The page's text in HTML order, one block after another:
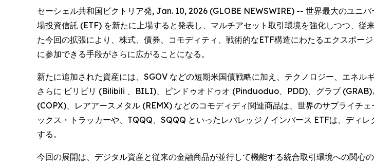
セーシェル共和国ビクトリア発, Jan. 10, 2026 (GLOBE NEWSWIRE) -- 世界最大のユニバ
場投資信託 (ETF) を新たに上場すると発表し、マルチアセット取引環境を強化しつつ、従
た今回の拡張により、株式、債券、コモディティ、戦術的なETF構造にわたるエクスポー
に参加できる手段がさらに広がることになる。
新たに追加された資産には、SGOV などの短期米国債戦略に加え、テクノロジー、エネル
さらに ビリビリ (Bilibili 、BILI)、ピンドゥオドゥオ (Pinduoduo、PDD)、グラブ
(COPX)、レアアースメタル (REMX) などのコモディディ関連商品は、世界のサプライチ
ックス・トラッカーや、TQQQ、SQQQ といったレバレッジ / インバース ETFは、ディ
する。
今回の展開は、デジタル資産と従来の金融商品が並行して機能する統合取引環境への関